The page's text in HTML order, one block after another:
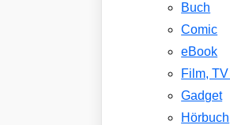
Buch
Comic
eBook
Film,
Gadget
Hörbuch